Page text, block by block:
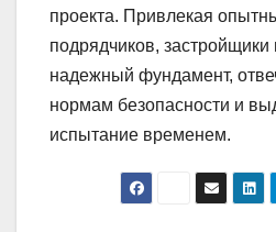
проекта. Привлекая
подрядчиков, застройщики
надежный фундамент,
нормам безопасности и
испытание временем.